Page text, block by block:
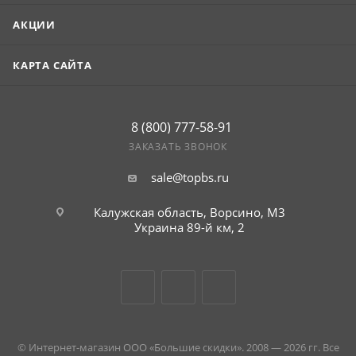
АКЦИИ
КАРТА САЙТА
8 (800) 777-58-91
ЗАКАЗАТЬ ЗВОНОК
sale@topbs.ru
Калужская область, Ворсино, М3
Украина 89-й км, 2
© Интернет-магазин ООО «Большие скидки». 2008 — 2026 гг. Все